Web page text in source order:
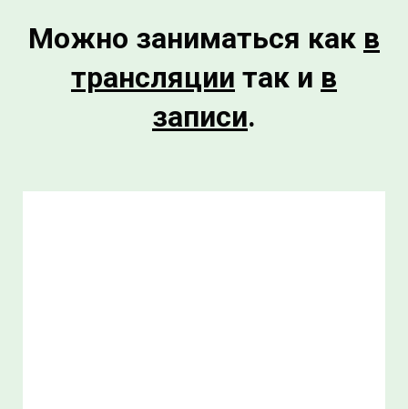
Можно заниматься как в
трансляции так и в
записи.